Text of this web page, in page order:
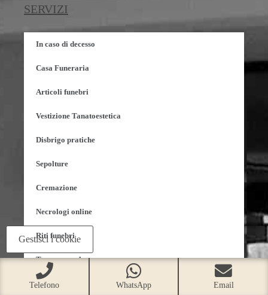
SERVIZI
In caso di decesso
Casa Funeraria
Articoli funebri
Vestizione Tanatoestetica
Disbrigo pratiche
Sepolture
Cremazione
Necrologi online
Riti funebri
Trasporto salma
Consulenza di Reversibilità e Successione
Telefono WhatsApp Email
Gestisci i cookie